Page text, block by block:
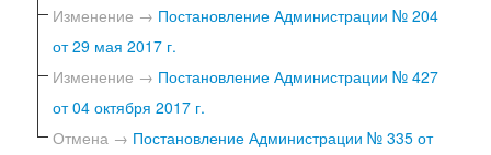
Изменение → Постановление Администрации № 204
от 29 мая 2017 г.
Изменение → Постановление Администрации № 427
от 04 октября 2017 г.
Отмена → Постановление Администрации № 335 от